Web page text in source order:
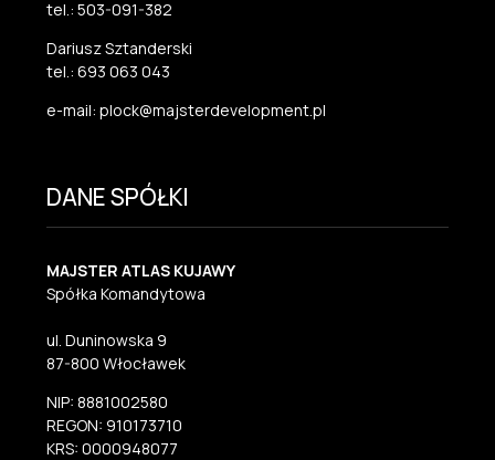
tel.: 503-091-382
Dariusz Sztanderski
tel.: 693 063 043
e-mail: plock@majsterdevelopment.pl
DANE SPÓŁKI
MAJSTER ATLAS KUJAWY
Spółka Komandytowa
ul. Duninowska 9
87-800 Włocławek
NIP: 8881002580
REGON: 910173710
KRS: 0000948077